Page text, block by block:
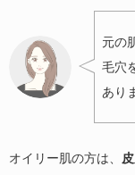
元の
毛穴
あり
オイリー肌の方は、